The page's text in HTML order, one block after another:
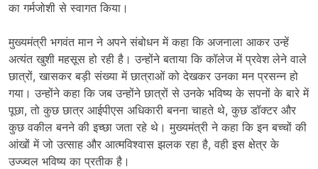
का गर्मजोशी से स्वागत किया।
मुख्यमंत्री भगवंत मान ने अपने संबोधन में कहा कि अजनाला आकर उन्हें
अत्यंत खुशी महसूस हो रही है। उन्होंने बताया कि कॉलेज में प्रवेश लेने वाले
छात्रों, खासकर बड़ी संख्या में छात्राओं को देखकर उनका मन प्रसन्न हो
गया। उन्होंने कहा कि जब उन्होंने छात्रों से उनके भविष्य के सपनों के बारे में
पूछा, तो कुछ छात्र आईपीएस अधिकारी बनना चाहते थे, कुछ डॉक्टर और
कुछ वकील बनने की इच्छा जता रहे थे। मुख्यमंत्री ने कहा कि इन बच्चों की
आंखों में जो उत्साह और आत्मविश्वास झलक रहा है, वही इस क्षेत्र के
उज्ज्वल भविष्य का प्रतीक है।